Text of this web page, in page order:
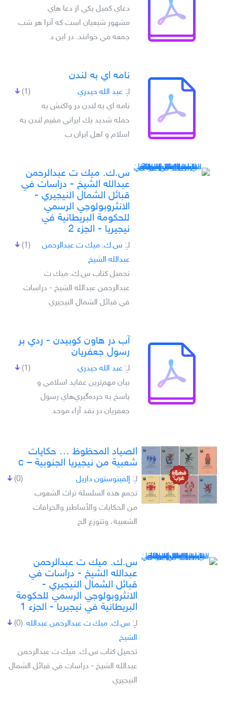
دعاي کميل يکي از دعا هاي
مشهور شيعيان است که آنرا هر شب
جمعه مي خوانند. در اين د
نامه اي به لندن
(1) لـِ: عبد الله حيدري
نامه اي به لندن در واكنش به
حمله شديد يك ايراني مقيم لندن به
اسلام و اهل ايران ب
س.ك. ميك ت عبدالرحمن
عبدالله الشيخ - دراسات في
قبائل الشمال النيجيري -
الانثروبولوجي الرسمي
للحكومة البريطانية في
نيجيريا - الجزء 2
(1) لـِ: س.ك. ميك ت عبدالرحمن
عبدالله الشيخ
تحميل كتاب س.ك. ميك ت
عبدالرحمن عبدالله الشيخ - دراسات
في قبائل الشمال النيجيري
آب در هاون کوبيدن - ردي بر
رسول جعفريان
(1) لـِ: عبد الله حيدري
بيان مهم‌ترين عقايد اسلامي و
پاسخ به خرده‌گيري‌هاي رسول
جعفريان در نقد آراء موحد
الصياد المحظوظ … حكايات
شعبية من نيجيريا الجنوبية – c
(0) لـِ: إلفينوستون داريل
تجمع هذه السلسلة تراث الشعوب
من الحكايات والأساطير والخرافات
الشعبية، وتتوزع الح
س.ك. ميك ت عبدالرحمن
عبدالله الشيخ - دراسات في
قبائل الشمال النيجيري -
الانثروبولوجي الرسمي للحكومة
البريطانية في نيجيريا - الجزء 1
(0) لـِ: س.ك. ميك ت عبدالرحمن عبدالله
الشيخ
تحميل كتاب س.ك. ميك ت عبدالرحمن
عبدالله الشيخ - دراسات في قبائل الشمال
النيجيري